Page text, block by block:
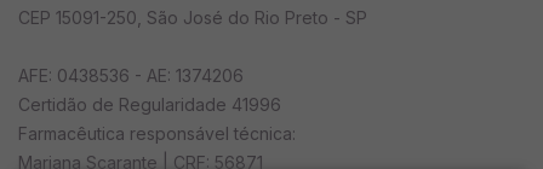
de infecções, auxilia evitando perda de cabelo,
dermatite seborreica.
- Irgasan: é um anti-bactericida e anti-séptico, que
CEP 15091-250, São José do Rio Preto - SP
AFE: 0438536 - AE: 1374206
Certidão de Regularidade 41996
Farmacêutica responsável técnica:
Mariana Scarante | CRF: 56871